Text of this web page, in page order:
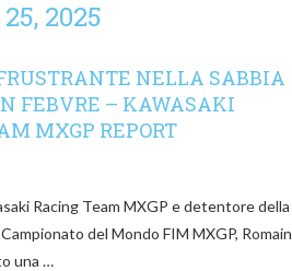
2025
NELLA SABBIA
FEBVRE – KAWASAKI
MXGP REPORT
Racing Team MXGP e detentore della
del Mondo FIM MXGP, Romain
una …